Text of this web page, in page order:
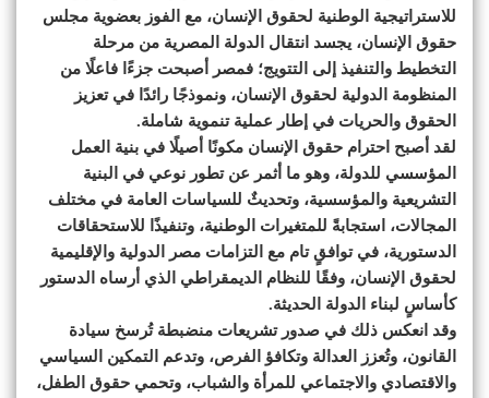
للاستراتيجية الوطنية لحقوق الإنسان، مع الفوز بعضوية مجلس
حقوق الإنسان، يجسد انتقال الدولة المصرية من مرحلة
التخطيط والتنفيذ إلى التتويج؛ فمصر أصبحت جزءًا فاعلًا من
المنظومة الدولية لحقوق الإنسان، ونموذجًا رائدًا في تعزيز
الحقوق والحريات في إطار عملية تنموية شاملة.
لقد أصبح احترام حقوق الإنسان مكونًا أصيلًا في بنية العمل
المؤسسي للدولة، وهو ما أثمر عن تطور نوعي في البنية
التشريعية والمؤسسية، وتحديثٌ للسياسات العامة في مختلف
المجالات، استجابةً للمتغيرات الوطنية، وتنفيذًا للاستحقاقات
الدستورية، في توافقٍ تام مع التزامات مصر الدولية والإقليمية
لحقوق الإنسان، وفقًا للنظام الديمقراطي الذي أرساه الدستور
كأساسٍ لبناء الدولة الحديثة.
وقد انعكس ذلك في صدور تشريعات منضبطة تُرسخ سيادة
القانون، وتُعزز العدالة وتكافؤ الفرص، وتدعم التمكين السياسي
والاقتصادي والاجتماعي للمرأة والشباب، وتحمي حقوق الطفل،